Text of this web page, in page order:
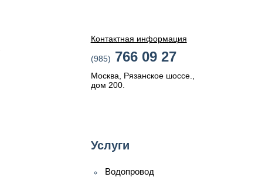
Контактная информация
(985) 766 09 27
Москва, Рязанское шоссе.,
дом 200.
Услуги
Водопровод